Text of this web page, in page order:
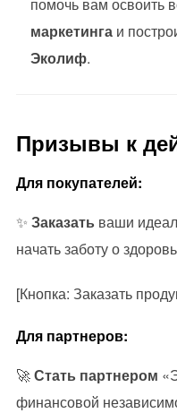
маркетингаи
Эколиф.
Призывы к
Для покупателей:
✨ Заказать ваши
начать заботу о
[Кнопка: Заказать
Для партнеров:
🚀Стать партнером
финансовой